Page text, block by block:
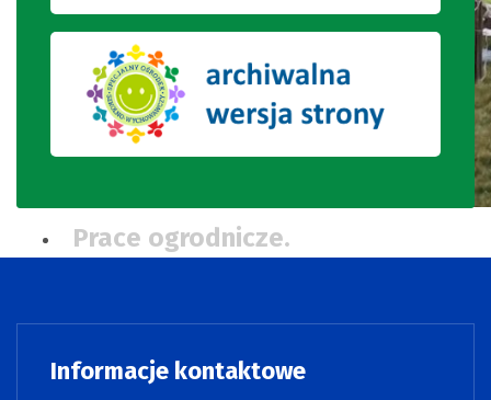
Prace ogrodnicze.
Informacje kontaktowe